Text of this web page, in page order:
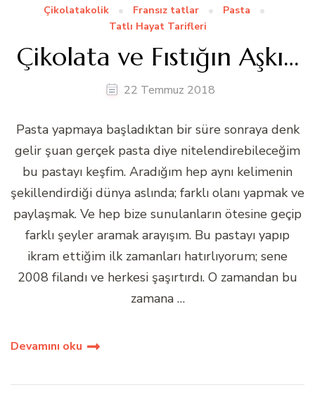
Çikolatakolik Fransız tatlar
Pasta
Tatlı Hayat Tarifleri
Çikolata ve Fıstığın Aşkı…
22 Temmuz 2018
Pasta yapmaya başladıktan bir süre sonraya denk
gelir şuan gerçek pasta diye nitelendirebileceğim
bu pastayı keşfim. Aradığım hep aynı kelimenin
şekillendirdiği dünya aslında; farklı olanı yapmak ve
paylaşmak. Ve hep bize sunulanların ötesine geçip
farklı şeyler aramak arayışım. Bu pastayı yapıp
ikram ettiğim ilk zamanları hatırlıyorum; sene
2008 filandı ve herkesi şaşırtırdı. O zamandan bu
zamana …
Devamını oku